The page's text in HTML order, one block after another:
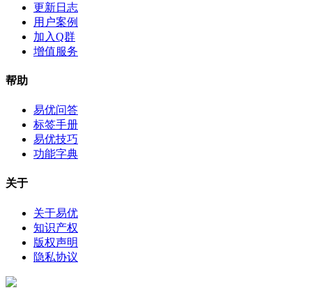
更新日志
用户案例
加入Q群
增值服务
帮助
易优问答
标签手册
易优技巧
功能字典
关于
关于易优
知识产权
版权声明
隐私协议